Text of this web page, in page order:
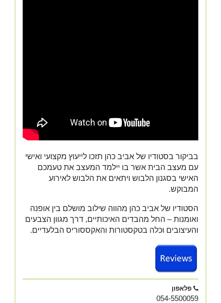
בביקור בסטודיו של אביב כהן תזכו לייעוץ מקצועי ואישי
עם מעצב הבית אשר בו יילמד המעצב את טעמכם
האישי בסגנון הלבוש ויתאים את הלבוש לאירוע
המבוקש.
הסטודיו של אביב כהן מהווה שילוב מושלם בין אופנה
ואומנות – החל מהבדים האיכותיים, דרך מגוון הצבעים
והעיצובים וכלה בטקסטורות והאקססוריס הבלעדיים.
פלאפון
054-5500059